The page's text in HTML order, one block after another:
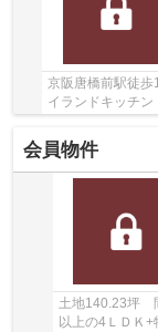
京阪唐橋前駅徒
イランドキッチ
パー徒歩10分圏
会員物件
土地140.23坪
以上の4ＬＤＫ